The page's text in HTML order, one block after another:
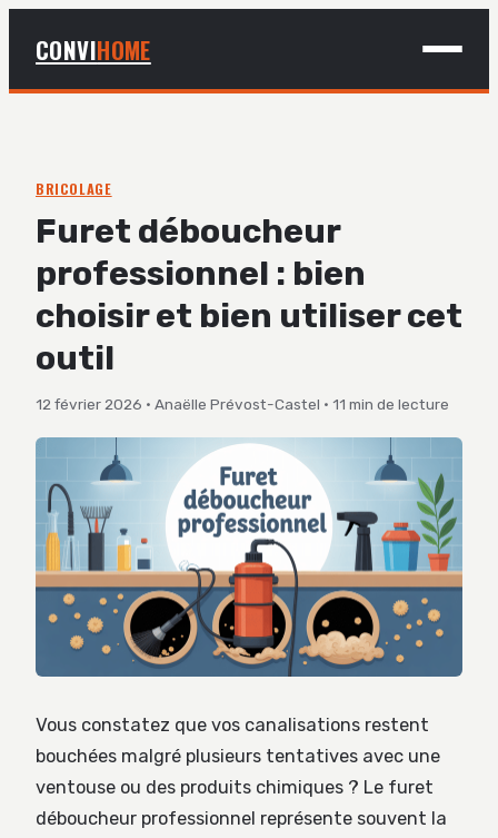
CONVIHOME
BRICOLAGE
DÉCO
JARDINAGE
BRICOLAGE
Furet déboucheur
professionnel : bien
choisir et bien utiliser cet
outil
12 février 2026 · Anaëlle Prévost-Castel · 11 min de lecture
Vous constatez que vos canalisations restent
bouchées malgré plusieurs tentatives avec une
ventouse ou des produits chimiques ? Le furet
déboucheur professionnel représente souvent la